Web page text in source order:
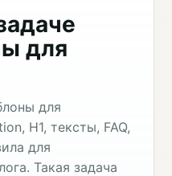
для
для
H1, тексты, FAQ,
для
Такая задача